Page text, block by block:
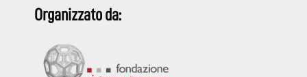
Organizzato da: